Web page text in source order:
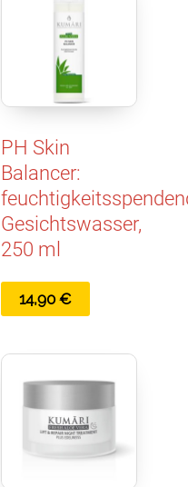
PH Skin
Balancer:
Gesichtswasser,
250 ml
14,90€